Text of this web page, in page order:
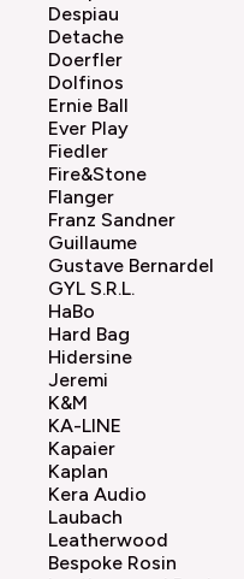
Despiau
Detache
Doerfler
Dolfinos
Ernie Ball
Ever Play
Fiedler
Fire&Stone
Flanger
Franz Sandner
Guillaume
Gustave Bernardel
GYL S.R.L.
HaBo
Hard Bag
Hidersine
Jeremi
K&M
KA-LINE
Kapaier
Kaplan
Kera Audio
Laubach
Leatherwood
Bespoke Rosin